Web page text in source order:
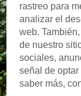
rastreo para
analizar el
web.
de nuestro
sociales,
señal de
saber más,